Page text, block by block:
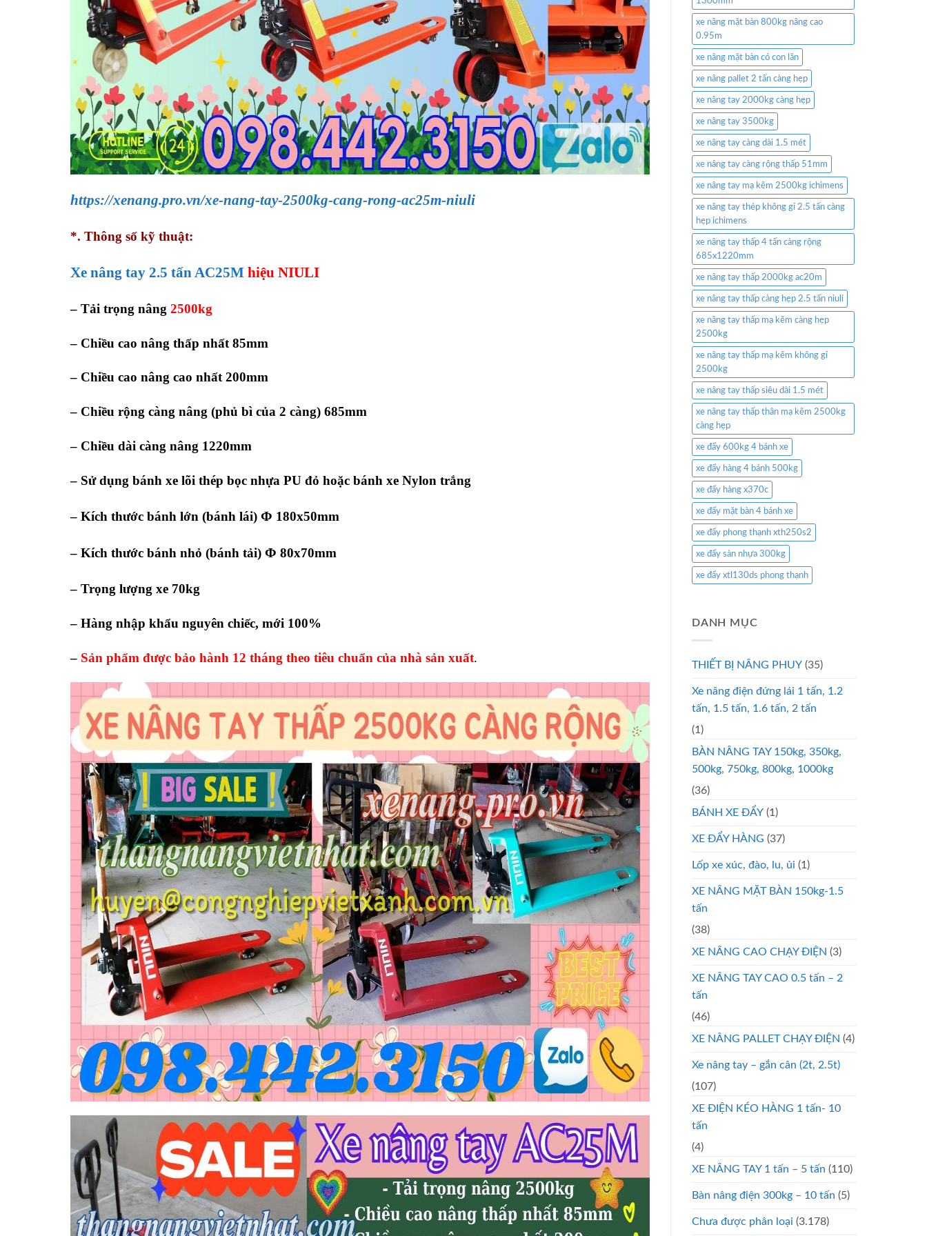
https://xenang.pro.vn/xe-nang-tay-2500kg-cang-rong-ac25m-niuli
*. Thông số kỹ thuật:
Xe nâng tay 2.5 tấn AC25M hiệu NIULI
– Tải trọng nâng 2500kg
– Chiều cao nâng thấp nhất 85mm
– Chiều cao nâng cao nhất 200mm
– Chiều rộng càng nâng (phủ bì của 2 càng) 685mm
– Chiều dài càng nâng 1220mm
– Sử dụng bánh xe lõi thép bọc nhựa PU đỏ hoặc bánh xe Nylon trắng
– Kích thước bánh lớn (bánh lái) Φ 180x50mm
– Kích thước bánh nhỏ (bánh tải) Φ 80x70mm
– Trọng lượng xe 70kg
– Hàng nhập khẩu nguyên chiếc, mới 100%
– Sản phẩm được bảo hành 12 tháng theo tiêu chuẩn của nhà sản xuất.
xe nâng mặt bàn 800kg nâng cao
0.95m
xe nâng mặt bàn có con lăn
xe nâng pallet 2 tấn càng hẹp
xe nâng tay 2000kg càng hẹp
xe nâng tay 3500kg
xe nâng tay càng dài 1.5 mét
xe nâng tay càng rộng thấp 51mm
xe nâng tay mạ kẽm 2500kg ichimens
xe nâng tay thép không gỉ 2.5 tấn càng
hẹp ichimens
xe nâng tay thấp 4 tấn càng rộng
685x1220mm
xe nâng tay thấp 2000kg ac20m
xe nâng tay thấp càng hẹp 2.5 tấn niuli
xe nâng tay thấp mạ kẽm càng hẹp
2500kg
xe nâng tay thấp mạ kẽm không gỉ
2500kg
xe nâng tay thấp siêu dài 1.5 mét
xe nâng tay thấp thân mạ kẽm 2500kg
càng hẹp
xe đẩy 600kg 4 bánh xe
xe đẩy hàng 4 bánh 500kg
xe đẩy hàng x370c
xe đẩy mặt bàn 4 bánh xe
xe đẩy phong thạnh xth250s2
xe đẩy sàn nhựa 300kg
xe đẩy xtl130ds phong thạnh
DANH MỤC
THIẾT BỊ NÂNG PHUY (35)
Xe nâng điện đứng lái 1 tấn, 1.2
tấn, 1.5 tấn, 1.6 tấn, 2 tấn
(1)
BÀN NÂNG TAY 150kg, 350kg,
500kg, 750kg, 800kg, 1000kg
(36)
BÁNH XE ĐẨY (1)
XE ĐẨY HÀNG (37)
Lốp xe xúc, đào, lu, ủi (1)
XE NÂNG MẶT BÀN 150kg-1.5
tấn
(38)
XE NÂNG CAO CHẠY ĐIỆN (3)
XE NÂNG TAY CAO 0.5 tấn – 2
tấn
(46)
XE NÂNG PALLET CHẠY ĐIỆN (4)
Xe nâng tay – gắn cân (2t, 2.5t)
(107)
XE ĐIỆN KÉO HÀNG 1 tấn- 10
tấn
(4)
XE NÂNG TAY 1 tấn – 5 tấn (110)
Bàn nâng điện 300kg – 10 tấn (5)
Chưa được phân loại (3.178)